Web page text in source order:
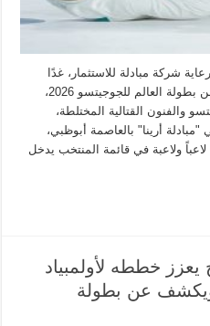
شركة مبادلة للاستثمار، غدًا
مشاركته في منافسات فئة الكبار ضمن بطولة العالم للجوجيتسو 2026،
والفنون القتالية المختلطة،
أرينا" بالعاصمة أبوظبي،
وتستمر حتى 9 أغسطس الجاري. 23 لاعباً ولاعبة في قائمة المنتخب يدخل
يعزز خططه لأولمبياد
ويكشف عن بطولة